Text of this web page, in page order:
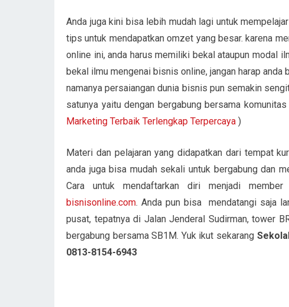
Anda juga kini bisa lebih mudah lagi untuk
tips untuk mendapatkan omzet yang besar. karena
online ini, anda harus memiliki bekal ataupun modal
bekal ilmu mengenai bisnis online, jangan harap
namanya persaiangan dunia bisnis pun semakin
satunya yaitu dengan bergabung bersama
Marketing Terbaik Terlengkap Terpercaya )
Materi dan pelajaran yang didapatkan dari tempat
anda juga bisa mudah sekali untuk bergabung dan
Cara untuk mendaftarkan diri menjadi
bisnisonline.com. Anda pun bisa mendatangi saja
pusat, tepatnya di Jalan Jenderal Sudirman, tower
bergabung bersama SB1M. Yuk ikut sekarang
0813-8154-6943